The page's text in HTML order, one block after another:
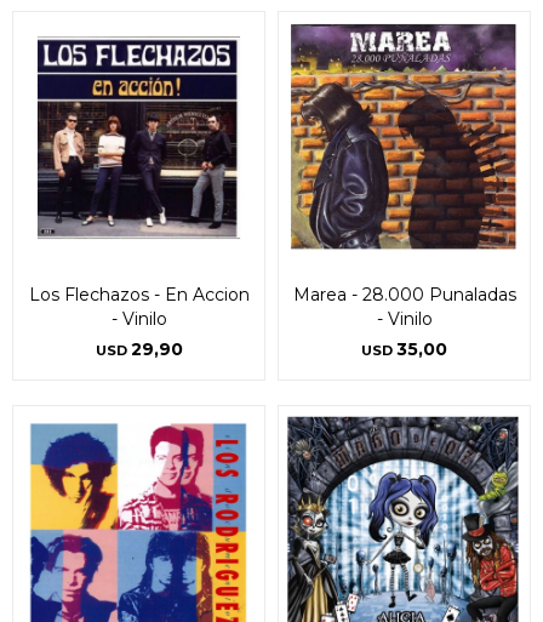
Los Flechazos - En Accion
- Vinilo
USD 29,90
Marea - 28.000 Punaladas
- Vinilo
USD 35,00